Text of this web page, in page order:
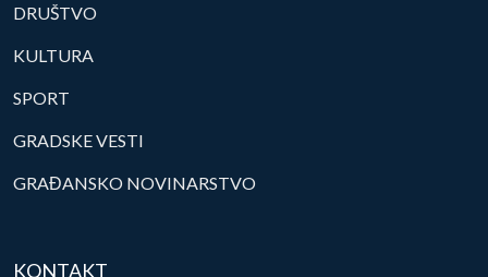
DRUŠTVO
KULTURA
SPORT
GRADSKE VESTI
GRAĐANSKO NOVINARSTVO
KONTAKT